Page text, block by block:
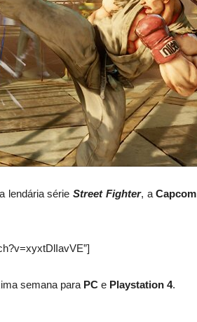
lendária sérieStreet Fighter, aCapcom
semana para PC e Playstation 4.